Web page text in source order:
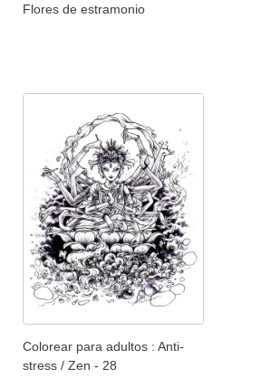
Flores de estramonio
Colorear para adultos : Anti-
stress / Zen - 28